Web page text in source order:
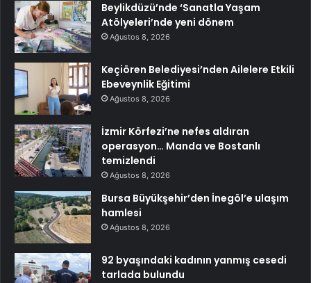
Beylikdüzü’nde ‘Sanatla Yaşam
Atölyeleri’nde yeni dönem
Ağustos 8, 2026
Keçiören Belediyesi’nden Ailelere Etkili
Ebeveynlik Eğitimi
Ağustos 8, 2026
İzmir Körfezi’ne nefes aldıran
operasyon… Manda ve Bostanlı
temizlendi
Ağustos 8, 2026
Bursa Büyükşehir’den İnegöl’e ulaşım
hamlesi
Ağustos 8, 2026
92 byaşındaki kadının yanmış cesedi
tarlada bulundu